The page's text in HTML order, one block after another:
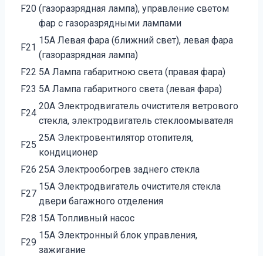
F20 (газоразрядная лампа), управление светом
фар с газоразрядными лампами
F21
15А Левая фара (ближний свет), левая фара
(газоразрядная лампа)
F22 5А Лампа габаритною света (правая фара)
F23 5А Лампа габаритного света (левая фара)
F24
20А Электродвигатель очистителя ветрового
стекла, электродвигатель стеклоомывателя
F25
25А Электровентилятор отопителя,
кондиционер
F26 25А Электрообогрев заднего стекла
F27
15А Электродвигатель очистителя стекла
двери багажного отделения
F28 15А Топливный насос
F29
15А Электронный блок управления,
зажигание